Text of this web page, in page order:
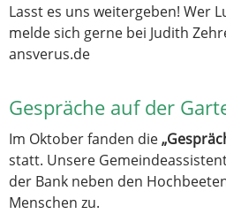
Lasst es uns weitergeben! Wer
melde sich gerne bei Judith
ansverus.de
Gespräche auf der
Im Oktober fanden die
statt. Unsere
der Bank neben den
Menschen zu.